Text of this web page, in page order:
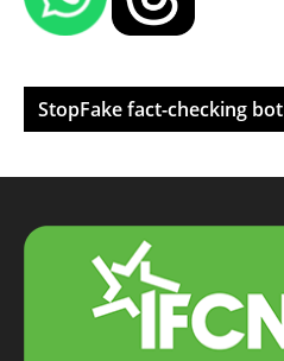
StopFake fact-checking bot